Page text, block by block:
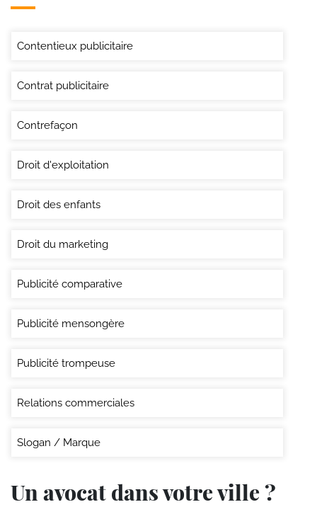
Contentieux publicitaire
Contrat publicitaire
Contrefaçon
Droit d'exploitation
Droit des enfants
Droit du marketing
Publicité comparative
Publicité mensongère
Publicité trompeuse
Relations commerciales
Slogan / Marque
Un avocat dans votre ville ?